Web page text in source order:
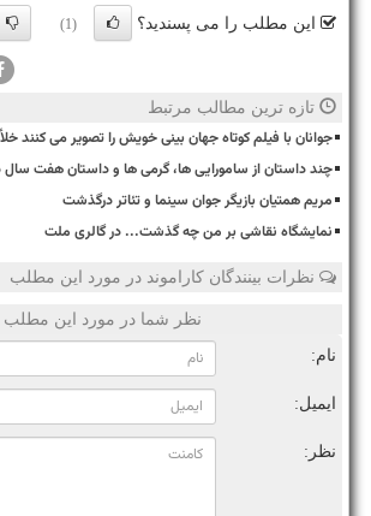
این مطلب را می پسندید؟ (1)
تازه ترین مطالب مرتبط
جوانان با فیلم کوتاه جهان بینی خویش را تصویر می کنند
چند داستان از سامورایی ها، گرمی ها و داستان هفت
مریم همتیان بازیگر جوان سینما و تئاتر درگذشت
نمایشگاه نقاشی بر من چه گذشت... در گالری ملت
نظرات بینندگان کاراموند در مورد این مطلب
نظر شما در مورد این مطلب
نام:
ایمیل:
نظر: